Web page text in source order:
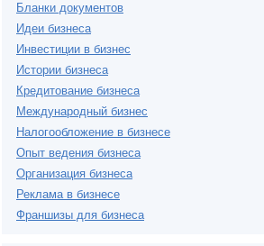
Бланки документов
Идеи бизнеса
Инвестиции в бизнес
Истории бизнеса
Кредитование бизнеса
Международный бизнес
Налогообложение в бизнесе
Опыт ведения бизнеса
Организация бизнеса
Реклама в бизнесе
Франшизы для бизнеса